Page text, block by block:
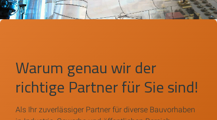
Warum genau wir der
richtige Partner für Sie sind!
Als Ihr zuverlässiger Partner für diverse Bauvorhaben